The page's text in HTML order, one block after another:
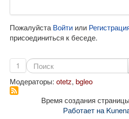
Пожалуйста Войти или
присоединиться к беседе.
1
Модераторы: otetz, bgleo
Время создания
Работает на